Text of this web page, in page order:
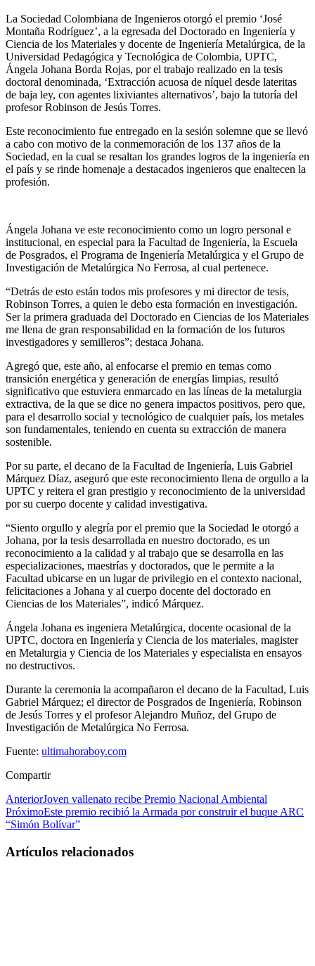
La Sociedad Colombiana de Ingenieros otorgó el premio ‘José
Montaña Rodríguez’, a la egresada del Doctorado en Ingeniería y
Ciencia de los Materiales y docente de Ingeniería Metalúrgica, de la
Universidad Pedagógica y Tecnológica de Colombia, UPTC,
Ángela Johana Borda Rojas, por el trabajo realizado en la tesis
doctoral denominada, ‘Extracción acuosa de níquel desde lateritas
de baja ley, con agentes lixiviantes alternativos’, bajo la tutoría del
profesor Robinson de Jesús Torres.
Este reconocimiento fue entregado en la sesión solemne que se llevó
a cabo con motivo de la conmemoración de los 137 años de la
Sociedad, en la cual se resaltan los grandes logros de la ingeniería en
el país y se rinde homenaje a destacados ingenieros que enaltecen la
profesión.
Ángela Johana ve este reconocimiento como un logro personal e
institucional, en especial para la Facultad de Ingeniería, la Escuela
de Posgrados, el Programa de Ingeniería Metalúrgica y el Grupo de
Investigación de Metalúrgica No Ferrosa, al cual pertenece.
“Detrás de esto están todos mis profesores y mi director de tesis,
Robinson Torres, a quien le debo esta formación en investigación.
Ser la primera graduada del Doctorado en Ciencias de los Materiales
me llena de gran responsabilidad en la formación de los futuros
investigadores y semilleros”; destaca Johana.
Agregó que, este año, al enfocarse el premio en temas como
transición energética y generación de energías limpias, resultó
significativo que estuviera enmarcado en las líneas de la metalurgia
extractiva, de la que se dice no genera impactos positivos, pero que,
para el desarrollo social y tecnológico de cualquier país, los metales
son fundamentales, teniendo en cuenta su extracción de manera
sostenible.
Por su parte, el decano de la Facultad de Ingeniería, Luis Gabriel
Márquez Díaz, aseguró que este reconocimiento llena de orgullo a la
UPTC y reitera el gran prestigio y reconocimiento de la universidad
por su cuerpo docente y calidad investigativa.
“Siento orgullo y alegría por el premio que la Sociedad le otorgó a
Johana, por la tesis desarrollada en nuestro doctorado, es un
reconocimiento a la calidad y al trabajo que se desarrolla en las
especializaciones, maestrías y doctorados, que le permite a la
Facultad ubicarse en un lugar de privilegio en el contexto nacional,
felicitaciones a Johana y al cuerpo docente del doctorado en
Ciencias de los Materiales”, indicó Márquez.
Ángela Johana es ingeniera Metalúrgica, docente ocasional de la
UPTC, doctora en Ingeniería y Ciencia de los materiales, magister
en Metalurgia y Ciencia de los Materiales y especialista en ensayos
no destructivos.
Durante la ceremonia la acompañaron el decano de la Facultad, Luis
Gabriel Márquez; el director de Posgrados de Ingeniería, Robinson
de Jesús Torres y el profesor Alejandro Muñoz, del Grupo de
Investigación de Metalúrgica No Ferrosa.
Fuente: ultimahoraboy.com
Compartir
AnteriorJoven vallenato recibe Premio Nacional Ambiental
PróximoEste premio recibió la Armada por construir el buque ARC
“Simón Bolívar”
Artículos relacionados